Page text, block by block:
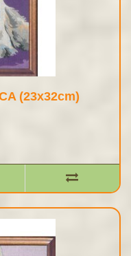
(23x32cm)